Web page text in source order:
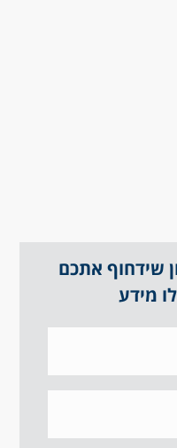
שידחוף אתכם
מידע